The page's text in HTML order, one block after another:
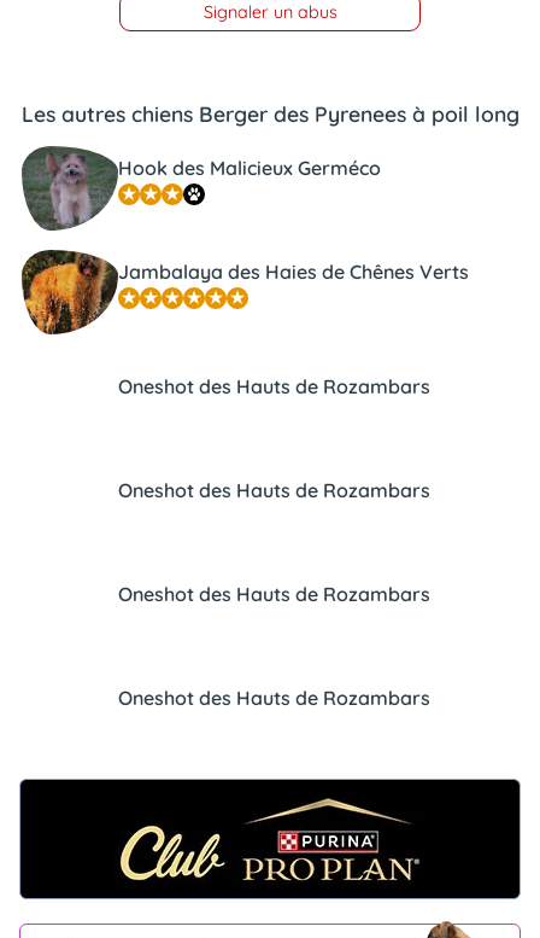
Signaler un abus
Les autres chiens Berger des Pyrenees à poil long
Hook des Malicieux Germéco
Jambalaya des Haies de Chênes Verts
Oneshot des Hauts de Rozambars
Oneshot des Hauts de Rozambars
Oneshot des Hauts de Rozambars
Oneshot des Hauts de Rozambars